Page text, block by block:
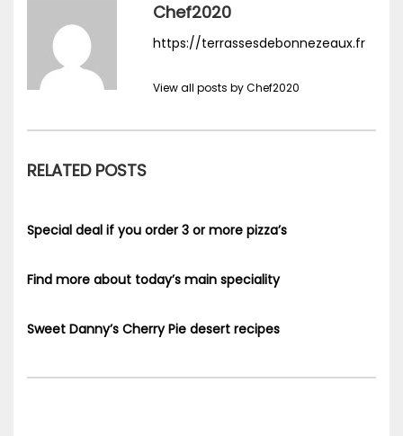
Chef2020
https://terrassesdebonnezeaux.fr
View all posts by Chef2020
RELATED POSTS
Special deal if you order 3 or more pizza’s
Find more about today’s main speciality
Sweet Danny’s Cherry Pie desert recipes